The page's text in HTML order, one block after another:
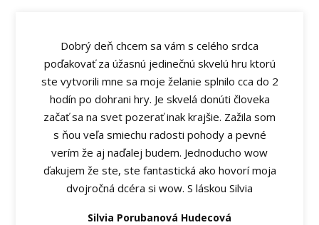
Dobrý deň chcem sa vám s celého srdca
poďakovať za úžasnú jedinečnú skvelú hru ktorú
ste vytvorili mne sa moje želanie splnilo cca do 2
hodín po dohrani hry. Je skvelá donúti človeka
začať sa na svet pozerať inak krajšie. Zažila som
s ňou veľa smiechu radosti pohody a pevné
verím že aj naďalej budem. Jednoducho wow
ďakujem že ste, ste fantastická ako hovorí moja
dvojročná dcéra si wow. S láskou Silvia
Silvia Porubanová Hudecová